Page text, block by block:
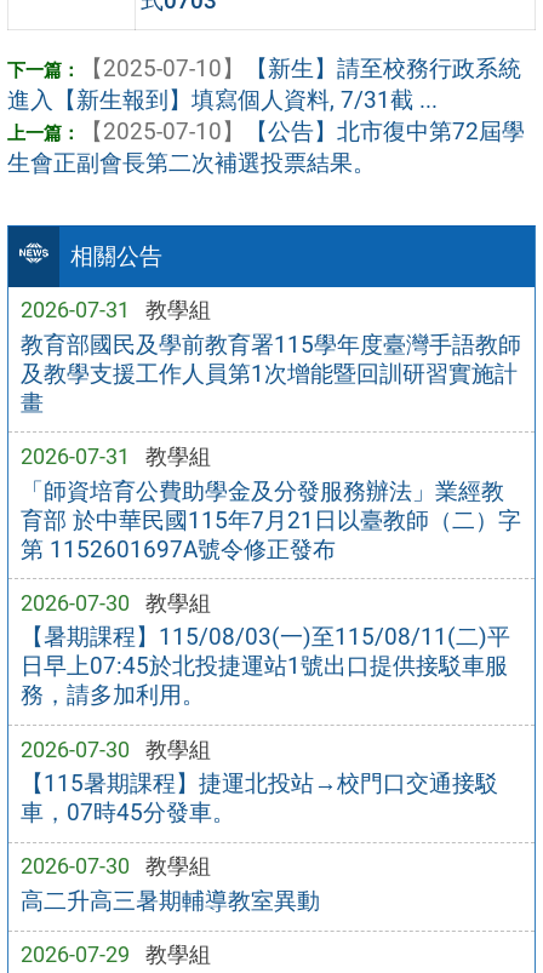
相關公告
2026-07-31 教學組
教育部國民及學前教育署115學年度臺灣手語教師
及教學支援工作人員第1次增能暨回訓研習實施計
畫
2026-07-31 教學組
「師資培育公費助學金及分發服務辦法」業經教
育部 於中華民國115年7月21日以臺教師（二）字
第 1152601697A號令修正發布
2026-07-30 教學組
【暑期課程】115/08/03(一)至115/08/11(二)平
日早上07:45於北投捷運站1號出口提供接駁車服
務，請多加利用。
2026-07-30 教學組
【115暑期課程】捷運北投站→校門口交通接駁
車，07時45分發車。
2026-07-30 教學組
高二升高三暑期輔導教室異動
2026-07-29 教學組
【2025-07-10】
【新生】請至校務行政系統
進入【新生報到】填寫個人資料, 7/31截 ...
【2025-07-10】
【公告】北市復中第72屆學
生會正副會長第二次補選投票結果。